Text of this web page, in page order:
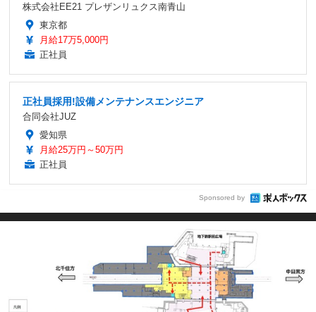
株式会社EE21 プレザンリュクス南青山
東京都
月給17万5,000円
正社員
正社員採用!設備メンテナンスエンジニア
合同会社JUZ
愛知県
月給25万円～50万円
正社員
Sponsored by